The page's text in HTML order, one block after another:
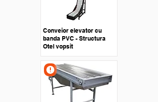
Conveior elevator cu
banda PVC - Structura
Otel vopsit